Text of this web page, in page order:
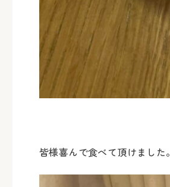
皆様喜んで食べて頂けました。